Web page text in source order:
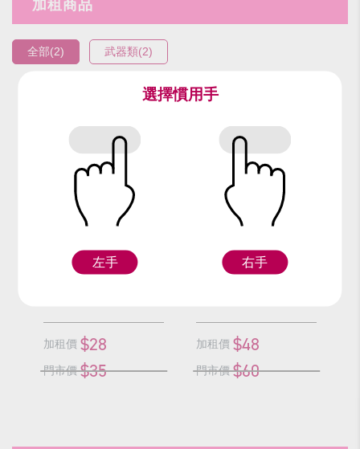
加租商品
全部(2) 武器類(2)
編號：9523-3
加租價 $28
門市價 $35
編號：91213
加租價 $48
門市價 $60
選擇慣用手
左手 右手